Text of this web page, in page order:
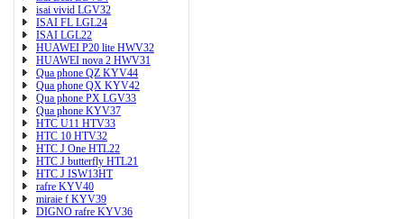
isai vivid LGV32
ISAI FL LGL24
ISAI LGL22
HUAWEI P20 lite HWV32
HUAWEI nova 2 HWV31
Qua phone QZ KYV44
Qua phone QX KYV42
Qua phone PX LGV33
Qua phone KYV37
HTC U11 HTV33
HTC 10 HTV32
HTC J One HTL22
HTC J butterfly HTL21
HTC J ISW13HT
rafre KYV40
miraie f KYV39
DIGNO rafre KYV36